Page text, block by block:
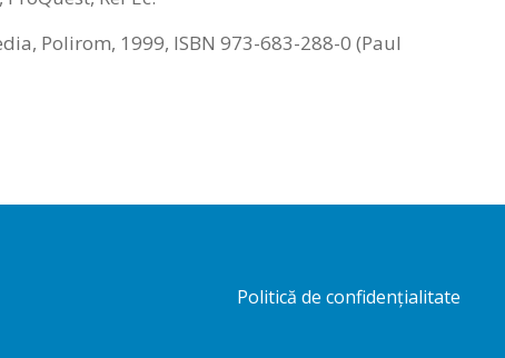
Polirom, 1999, ISBN 973-683-288-0 (Paul
Politică de confidențialitate